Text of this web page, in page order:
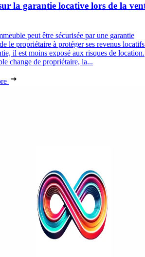
la garantie locative lors de la
peut être sécurisée par une garantie
le propriétaire à protéger ses revenus
il est moins exposé aux risques de location.
change de propriétaire, la...